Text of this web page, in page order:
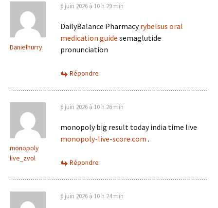
Danielhurry
6 juin 2026 à 10 h 29 min
DailyBalance Pharmacyrybelsus oral
medication guide semaglutide
pronunciation
Répondre
monopoly
live_zvol
6 juin 2026 à 10 h 26 min
monopoly big result today india time live
monopoly-live-score.com .
Répondre
6 juin 2026 à 10 h 24 min